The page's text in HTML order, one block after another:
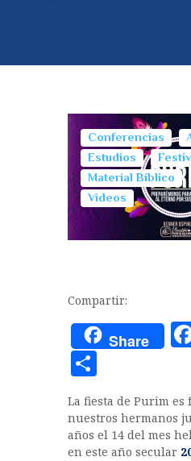
Conferencias
Estudios
Material Bíblico
Videos
Compartir:
Share
o
m
p
La fiesta de Purim es
nuestros hermanos
años el 14 del mes
en este año secular